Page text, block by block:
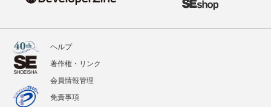
ヘルプ
著作権・リンク
会員情報管理
免責事項